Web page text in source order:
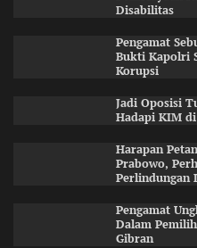
Disabilitas
Pengamat
Bukti Kapolri
Korupsi
Jadi Oposisi
Hadapi KIM
Harapan
Prabowo,
Perlindungan
Pengamat
Dalam
Gibran